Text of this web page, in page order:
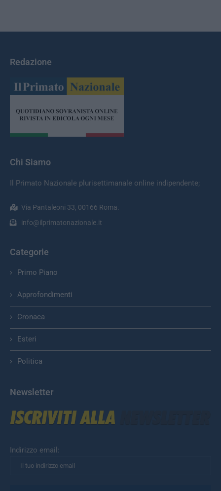
Redazione
Chi Siamo
Il Primato Nazionale plurisettimanale online indipendente;
Via Pantaleoni 33, 00166 Roma.
info@ilprimatonazionale.it
Categorie
Primo Piano
Approfondimenti
Cronaca
Esteri
Politica
Newsletter
Indirizzo email: